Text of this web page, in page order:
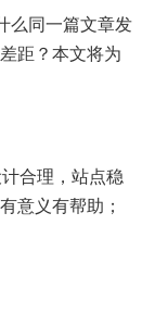
么同一篇文章发
距？本文将为
合理，站点稳
意义有帮助；